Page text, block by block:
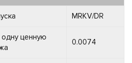
MRKV/DR
ценную
0.0074